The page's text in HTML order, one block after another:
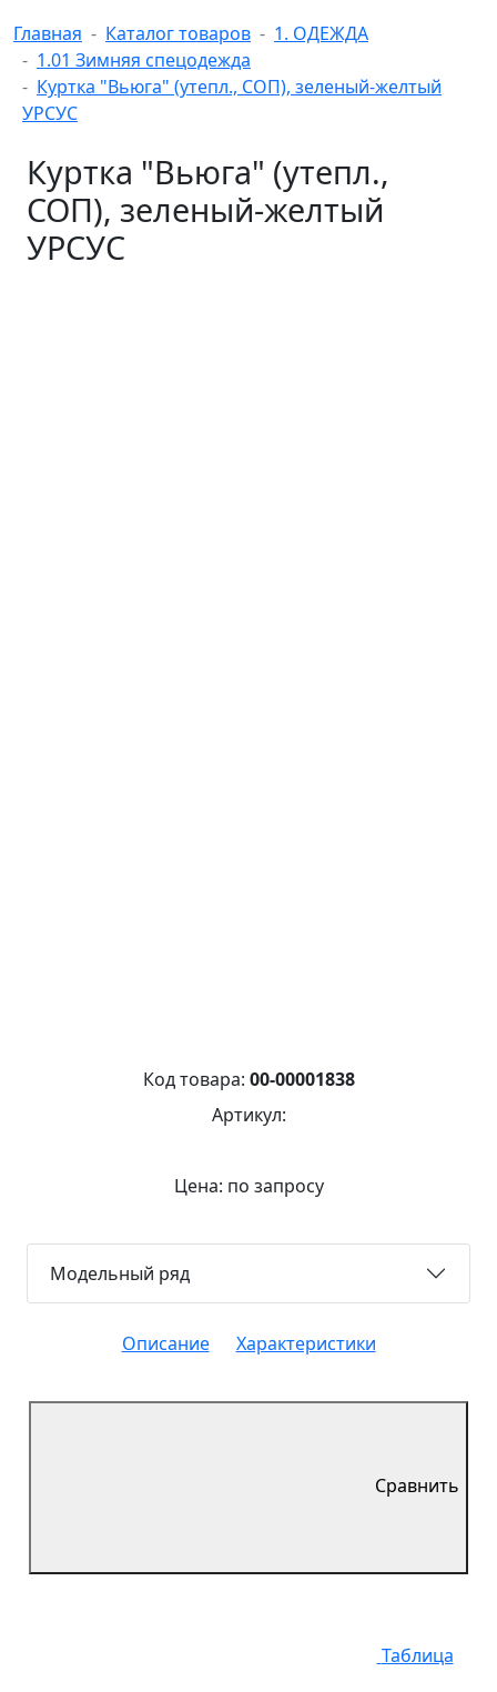
Главная Каталог товаров
1. ОДЕЖДА
1.01 Зимняя спецодежда
Куртка "Вьюга" (утепл., СОП), зеленый-желтый
УРСУС
Куртка "Вьюга" (утепл.,
СОП), зеленый-желтый
УРСУС
Код товара: 00-00001838
Артикул:
Цена: по запросу
Модельный ряд
Описание Характеристики
Сравнить
Таблица